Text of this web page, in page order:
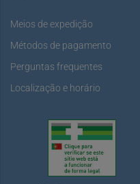
Meios de expedição
Métodos de pagamento
Perguntas frequentes
Localização e horário